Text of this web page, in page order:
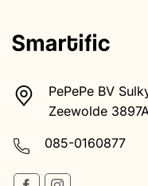
PePePe BV
Zeewolde
085-0160877